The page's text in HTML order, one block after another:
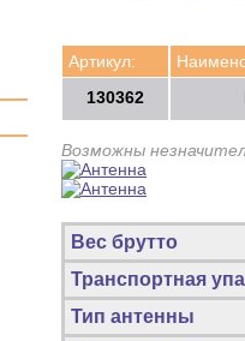
Артикул:
130362
Возможны
Вес брутто
Транспортная
Тип антенны